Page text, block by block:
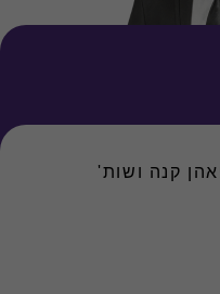
קנה ושות'